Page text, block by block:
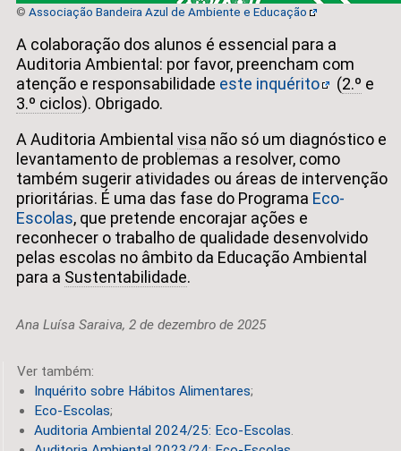
© Associação Bandeira Azul de Ambiente e Educação
A colaboração dos alunos é essencial para a
Auditoria Ambiental: por favor, preencham com
atenção e responsabilidade este inquérito (2.º e
3.º ciclos). Obrigado.
A Auditoria Ambiental visa não só um diagnóstico e
levantamento de problemas a resolver, como
também sugerir atividades ou áreas de intervenção
prioritárias. É uma das fase do Programa Eco-
Escolas, que pretende encorajar ações e
reconhecer o trabalho de qualidade desenvolvido
pelas escolas no âmbito da Educação Ambiental
para a Sustentabilidade.
Ana Luísa Saraiva, 2 de dezembro de 2025
Ver também:
Inquérito sobre Hábitos Alimentares;
Eco-Escolas;
Auditoria Ambiental 2024/25: Eco-Escolas.